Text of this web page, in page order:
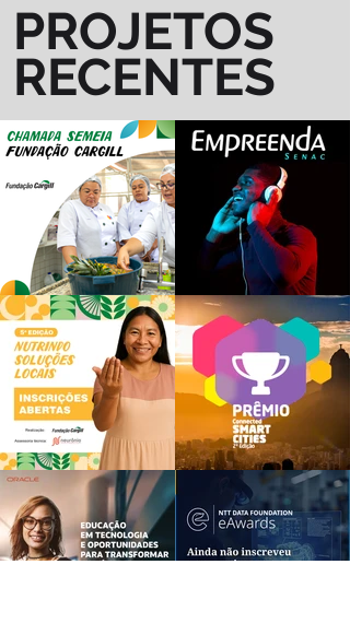
PROJETOS
RECENTES